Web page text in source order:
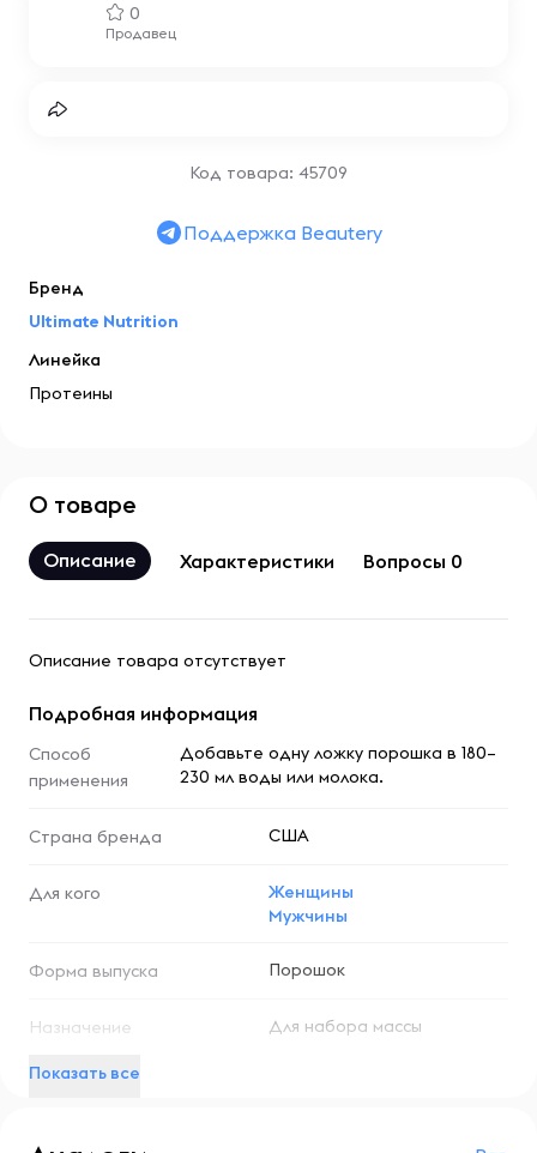
0
Продавец
Код товара: 45709
Поддержка Beautery
Бренд
Ultimate Nutrition
Линейка
Протеины
О товаре
Описание Характеристики Вопросы 0
Описание товара отсутствует
Подробная информация
Способ
применения
Добавьте одну ложку порошка в 180–
230 мл воды или молока.
Страна бренда США
Для кого
Женщины
Мужчины
Форма выпуска Порошок
Назначение Для набора массы
Показать все